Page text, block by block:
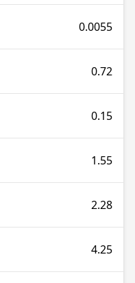
0.0055
0.72
0.15
1.55
2.28
4.25